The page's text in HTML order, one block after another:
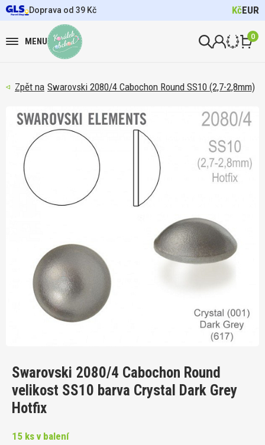
Doprava od 39 Kč KčEUR
MENU 0
Swarovski 2080/4 Cabochon Round SS10 (2,7-2,8mm)
Swarovski 2080/4 Cabochon Round
velikost SS10 barva Crystal Dark Grey
Hotfix
15 ks v balení